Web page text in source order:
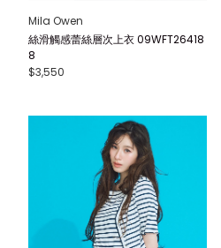
Mila Owen
絲滑觸感蕾絲層次上衣 09WFT26418
8
$3,550